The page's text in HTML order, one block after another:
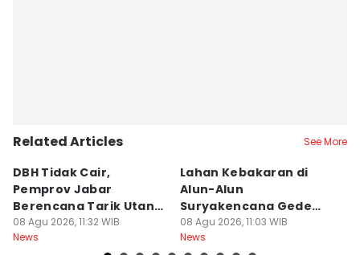
Related Articles See More
DBH Tidak Cair,
Pemprov Jabar
Berencana Tarik Utang
Rp3,4 Triliun
08 Agu 2026, 11:32 WIB
News
Lahan Kebakaran di
Alun-Alun
Suryakencana Gede
Pangrango Capai 1
Hektare
08 Agu 2026, 11:03 WIB
News